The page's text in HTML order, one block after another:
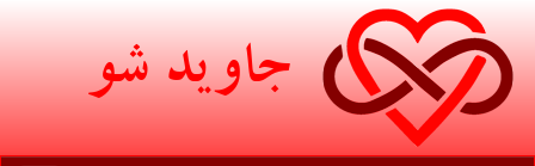
جاوید شو